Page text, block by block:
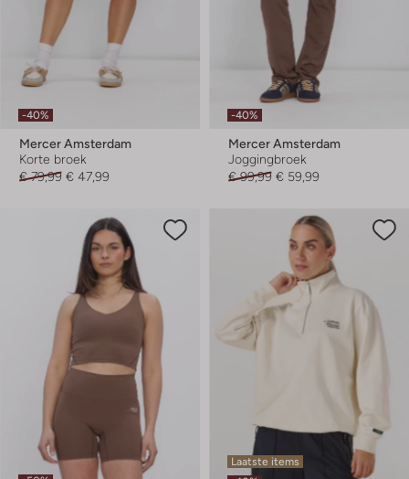
-40%
Mercer Amsterdam
Korte broek
€ 79,99 € 47,99
-40%
Mercer Amsterdam
Joggingbroek
€ 99,99 € 59,99
Laatste items